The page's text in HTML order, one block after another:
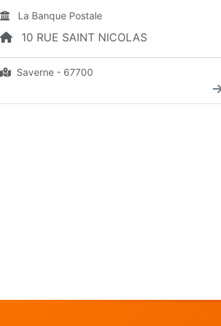
La Banque Postale
10 RUE SAINT NICOLAS
Saverne - 67700